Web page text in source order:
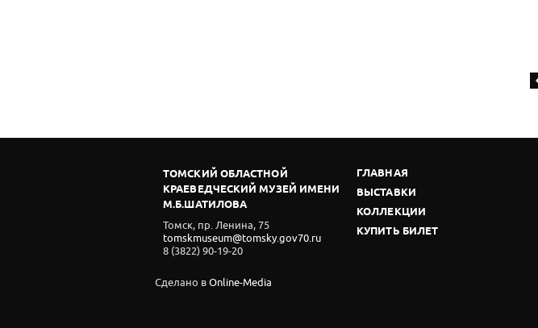
ТОМСКИЙ ОБЛАСТНОЙ
КРАЕВЕДЧЕСКИЙ МУЗЕЙ ИМЕНИ
М.Б.ШАТИЛОВА
Томск, пр. Ленина, 75
tomskmuseum@tomsky.gov70.ru
8 (3822) 90-19-20
ГЛАВНАЯ
ВЫСТАВКИ
КОЛЛЕКЦИИ
КУПИТЬ БИЛЕТ
Сделано вOnline-Media